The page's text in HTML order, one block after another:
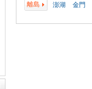
離島
澎湖 金門